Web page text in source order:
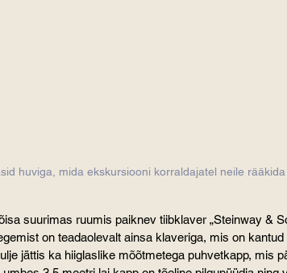
huviga, mida ekskursiooni korraldajatel neile
suurimas ruumis paiknev tiibklaver „Steinway &
on teadaolevalt ainsa klaveriga, mis on
jättis ka hiiglaslike mõõtmetega puhvetkapp, mis